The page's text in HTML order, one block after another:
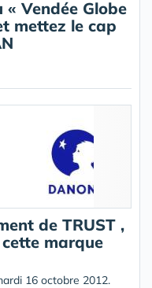
Vendée Globe
mettez le cap
de TRUST ,
marque
16 octobre 2012.